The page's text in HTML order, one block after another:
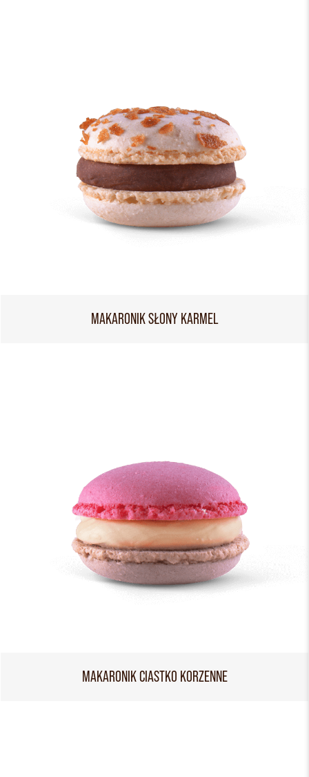
MAKARONIK SŁONY KARMEL
MAKARONIK CIASTKO KORZENNE